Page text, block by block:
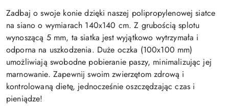
Zadbaj o swoje konie dzięki naszej polipropylenowej siatce
na siano o wymiarach 140x140 cm. Z grubością splotu
wynoszącą 5 mm, ta siatka jest wyjątkowo wytrzymała i
odporna na uszkodzenia. Duże oczka (100x100 mm)
umożliwiają swobodne pobieranie paszy, minimalizując jej
marnowanie. Zapewnij swoim zwierzętom zdrową i
kontrolowaną dietę, jednocześnie oszczędzając czas i
pieniądze!